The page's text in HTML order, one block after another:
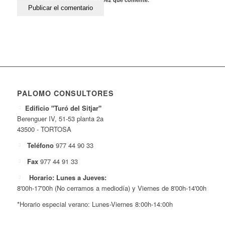
PALOMO CONSULTORES
Edificio "Turó del Sitjar"
Berenguer IV, 51-53 planta 2a
43500 - TORTOSA
Teléfono 977 44 90 33
Fax 977 44 91 33
Horario: Lunes a Jueves:
8'00h-17'00h (No cerramos a mediodía) y Viernes de 8'00h-14'00h
*Horario especial verano: Lunes-Viernes 8:00h-14:00h